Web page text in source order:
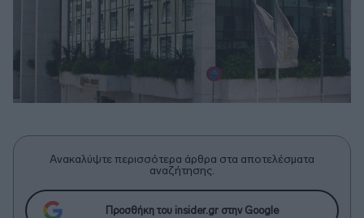
Ανακαλύψτε περισσότερα άρθρα στα αποτελέσματα
αναζήτησης.
Προσθήκη του insider.gr στην Google